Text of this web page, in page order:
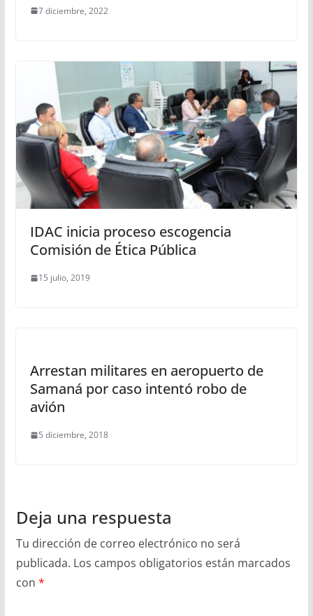
7 diciembre, 2022
IDAC inicia proceso escogencia
Comisión de Ética Pública
15 julio, 2019
Arrestan militares en aeropuerto de
Samaná por caso intentó robo de
avión
5 diciembre, 2018
Deja una respuesta
Tu dirección de correo electrónico no será
publicada. Los campos obligatorios están marcados
con *